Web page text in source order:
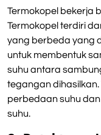
Termokopel bekerja
Termokopel terdiri
yang berbeda yang
untuk membentuk
suhu antara
tegangan
perbedaan suhu
suhu.